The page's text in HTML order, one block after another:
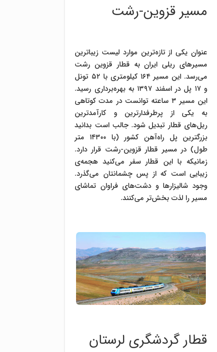
مسیر قزوین-رشت
عنوان یکی از تازه‌ترین موارد لیست زیباترین
مسیرهای ریلی ایران به قطار قزوین رشت
می‌رسد. این مسیر ۱۶۴ کیلومتری با ۵۲ تونل
و ۱۷ پل در اسفند ۱۳۹۷ به بهره‌برداری رسید.
این مسیر ۳ ساعته توانست در مدت کوتاهی
به یکی از پرطرفدارترین و کارآمدترین
ریل‌های قطار تبدیل شود. جالب است بدانید
بزرگترین پل راه‌آهن کشور (با ۱۴۳۰۰ متر
طول) در مسیر قطار قزوین-رشت قرار دارد.
زمانیکه با این قطار سفر می‌کنید هجمه‌ی
زیبایی‌ است که از پس چشمانتان می‌گذرد.
وجود شالیزارها و دشت‌های فراوان تماشای
مسیر را لذت بخش‌تر می‌کنند.
قطار گردشگری لرستان